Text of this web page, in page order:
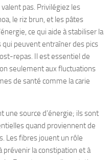
pas. Privilégiez les
le riz brun, et les pâtes
ce qui aide à stabiliser la
peuvent entraîner des pics
repas. Il est essentiel de
seulement aux fluctuations
de santé comme la carie
une source d’énergie; ils sont
quand proviennent de
Les fibres jouent un rôle
prévenir la constipation et à